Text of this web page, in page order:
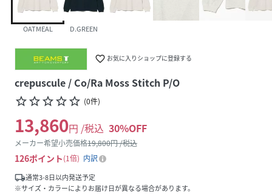
OATMEAL D.GREEN
favorite_border お気に入りショップに登録する
crepuscule / Co/Ra Moss Stitch P/O
star_borderstar_borderstar_borderstar_borderstar_border (0件)
13,860円 /税込 30%OFF
メーカー希望小売価格19,800円 /税込
126ポイント 1倍
内訳
local_shipping通常3-8日以内発送予定
※サイズ・カラーによりお届け日が異なる場合があります。